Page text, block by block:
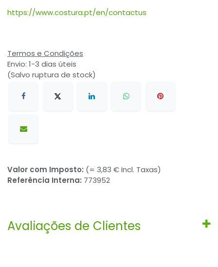
https://www.costura.pt/en/contactus
Termos e Condições
Envio: 1-3 dias úteis
(Salvo ruptura de stock)
Valor com Imposto: (= 3,83 € Incl. Taxas)
Referência Interna: 773952
Avaliações de Clientes